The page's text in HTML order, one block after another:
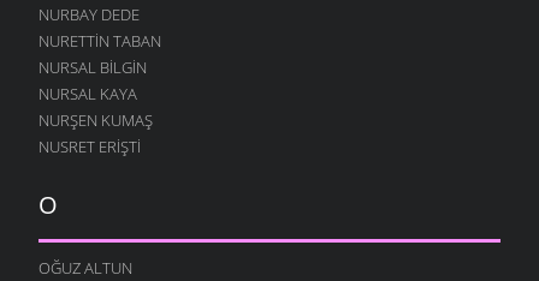
NURBAY DEDE
NURETTIN TABAN
NURSAL BILGIN
NURSAL KAYA
NURŞEN KUMAŞ
NUSRET ERIŞTI
O
OĞUZ ALTUN